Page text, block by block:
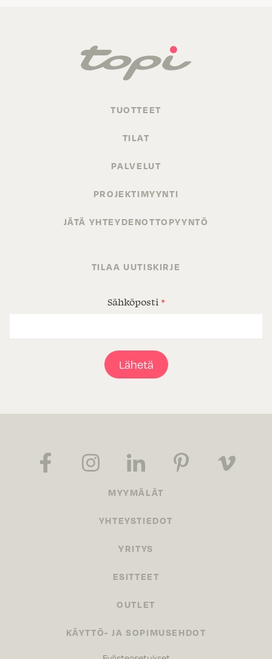
TUOTTEET
TILAT
PALVELUT
PROJEKTIMYYNTI
JÄTÄ YHTEYDENOTTOPYYNTÖ
TILAA UUTISKIRJE
Sähköposti *
Lähetä
MYYMÄLÄT
YHTEYSTIEDOT
YRITYS
ESITTEET
OUTLET
KÄYTTÖ- JA SOPIMUSEHDOT